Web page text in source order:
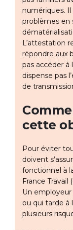
numériques. Il
problèmes en
L’attestation
répondre aux
pas accéder à
dispense pas
de
cette
Pour éviter
doivent
fonctionnel à
France Travail
Un
ou qui tarde à
plusieurs